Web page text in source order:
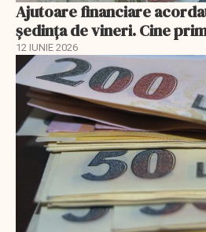
Ajutoare financiare
şedinţa de vineri. Cine
12 IUNIE 2026